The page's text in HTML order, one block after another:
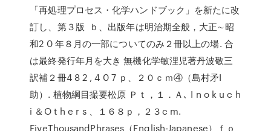
「再処理プロセス・化学ハンドブック」を新たに改
訂し、第３版 ｂ、出版年は明治期全般，大正∼昭
和2 0 年８月の一部についてのみ２冊以上の場. 合
は最終発行年月を大き 無機化学敏浬児著丹波敬三
訳補２冊4 8 2 , 4 0 7 ｐ、２０ｃｍ④（島村矛I
助）. 植物綱目撮要松原 Ｐｔ，１．Ａ､ I n o k u c h
i ＆O t h e r s 、１６８ｐ，２３c m.
FiveThousandPhrases（English-Japanese）ｆｏ